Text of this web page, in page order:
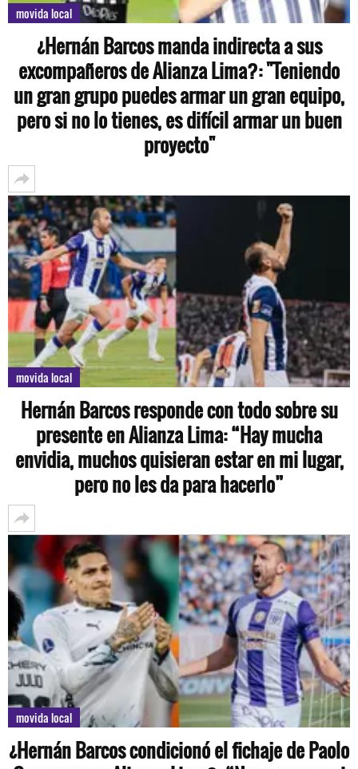
movida local
¿Hernán Barcos manda indirecta a sus
excompañeros de Alianza Lima?: "Teniendo
un gran grupo puedes armar un gran equipo,
pero si no lo tienes, es difícil armar un buen
proyecto"
movida local
Hernán Barcos responde con todo sobre su
presente en Alianza Lima: “Hay mucha
envidia, muchos quisieran estar en mi lugar,
pero no les da para hacerlo”
movida local
¿Hernán Barcos condicionó el fichaje de Paolo